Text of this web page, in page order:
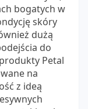
bogatych w
skóry
dużą
do
Petal
na
z ideą